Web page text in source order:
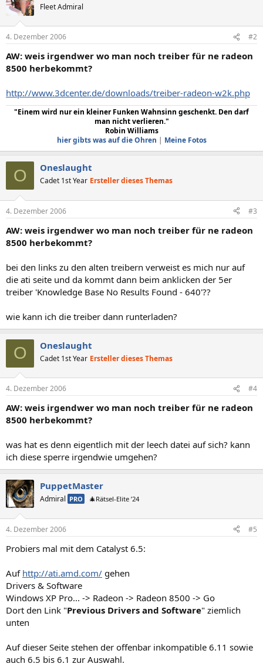
Fleet Admiral
4. Dezember 2006 #2
AW: weis irgendwer wo man noch treiber für ne radeon
8500 herbekommt?
http://www.3dcenter.de/downloads/treiber-radeon-w2k.php
"Einem wird nur ein kleiner Funken Wahnsinn geschenkt. Den darf
man nicht verlieren."
Robin Williams
hier gibts was auf die Ohren | Meine Fotos
O Oneslaught
Cadet 1st Year Ersteller dieses Themas
4. Dezember 2006 #3
AW: weis irgendwer wo man noch treiber für ne radeon
8500 herbekommt?
bei den links zu den alten treibern verweist es mich nur auf
die ati seite und da kommt dann beim anklicken der 5er
treiber 'Knowledge Base No Results Found - 640'??
wie kann ich die treiber dann runterladen?
O Oneslaught
Cadet 1st Year Ersteller dieses Themas
4. Dezember 2006 #4
AW: weis irgendwer wo man noch treiber für ne radeon
8500 herbekommt?
was hat es denn eigentlich mit der leech datei auf sich? kann
ich diese sperre irgendwie umgehen?
PuppetMaster
Admiral PRO 🎄Rätsel-Elite ’24
4. Dezember 2006 #5
Probiers mal mit dem Catalyst 6.5:
Auf http://ati.amd.com/ gehen
Drivers & Software
Windows XP Pro... -> Radeon -> Radeon 8500 -> Go
Dort den Link "Previous Drivers and Software" ziemlich
unten
Auf dieser Seite stehen der offenbar inkompatible 6.11 sowie
auch 6.5 bis 6.1 zur Auswahl.